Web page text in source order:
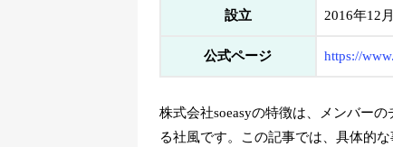
設立 2016年12月
公式ページ https://
株式会社soeasyの特徴は、メンバー
る社風です。この記事では、具体的